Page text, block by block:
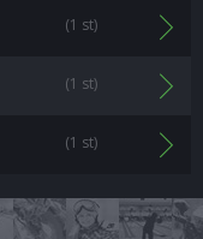
(1 st)
(1 st)
(1 st)